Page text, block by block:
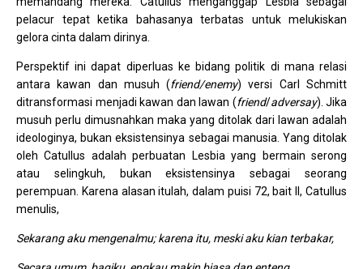
pelacur tepat ketika bahasanya terbatas untuk melukiskan
gelora cinta dalam dirinya.
Perspektif ini dapat diperluas ke bidang politik di mana relasi
antara kawan dan musuh (friend/enemy) versi Carl Schmitt
ditransformasi menjadi kawan dan lawan (friend/adversay). Jika
musuh perlu dimusnahkan maka yang ditolak dari lawan adalah
ideologinya, bukan eksistensinya sebagai manusia. Yang ditolak
oleh Catullus adalah perbuatan Lesbia yang bermain serong
atau selingkuh, bukan eksistensinya sebagai seorang
perempuan. Karena alasan itulah, dalam puisi 72, bait II, Catullus
menulis,
Sekarang aku mengenalmu; karena itu, meski aku kian terbakar,